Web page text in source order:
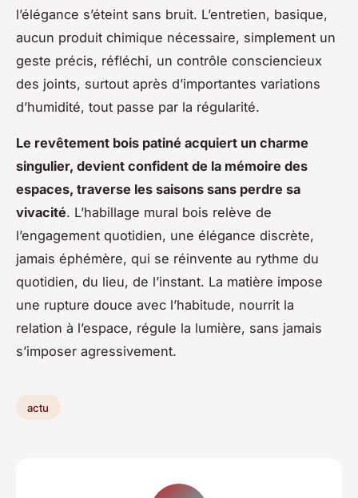
l’élégance s’éteint sans bruit. L’entretien, basique,
aucun produit chimique nécessaire, simplement un
geste précis, réfléchi, un contrôle consciencieux
des joints, surtout après d’importantes variations
d’humidité, tout passe par la régularité.
Le revêtement bois patiné acquiert un charme
singulier, devient confident de la mémoire des
espaces, traverse les saisons sans perdre sa
vivacité. L’habillage mural bois relève de
l’engagement quotidien, une élégance discrète,
jamais éphémère, qui se réinvente au rythme du
quotidien, du lieu, de l’instant. La matière impose
une rupture douce avec l’habitude, nourrit la
relation à l’espace, régule la lumière, sans jamais
s’imposer agressivement.
actu